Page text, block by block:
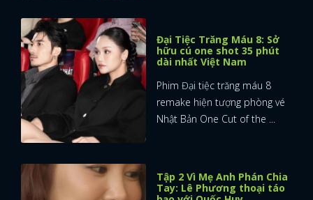
Đại Tiệc Trăng Máu 8: Sở
hữu cú one shot 35 phút
dài nhất Việt Nam
Phim Đại tiệc trăng máu 8
remake hiện tượng phòng vé
Nhật Bản One Cut of the ...
Tập 2 Vì Mẹ Anh Phán Chia
Tay: Lê Phương thoại táo